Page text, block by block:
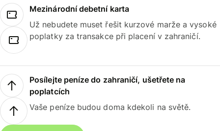
Mezinárodní debetní karta
Už nebudete muset řešit kurzové marže a vysoké
poplatky za transakce při placení v zahraničí.
Posílejte peníze do zahraničí, ušetřete na
poplatcích
Vaše peníze budou doma kdekoli na světě.